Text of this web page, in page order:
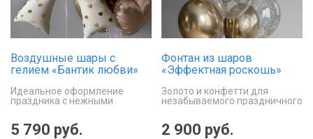
Воздушные шары с
гелием «Бантик любви»
Идеальное оформление
праздника с нежными
5 790 руб.
Фонтан из шаров
«Эффектная роскошь»
Золото и конфетти для
незабываемого праздничного
2 900 руб.